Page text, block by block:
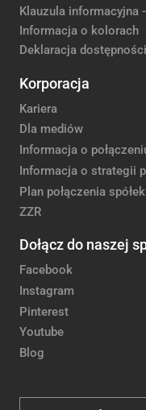
Klauzula informacyjna
Informacja o kolorach
Deklaracja dostępności
Korporacja
Kariera
Dla mediów
Informacja o
Informacja o strategii
Plan połączenia spółek
ZZR
Dołącz do naszej
Facebook
Instagram
Pinterest
Youtube
Blog